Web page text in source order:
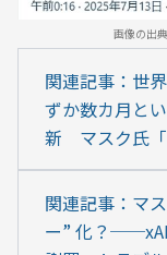
画像の出典
関連記事：世
ずか数カ月と
新　マスク氏
関連記事：マ
ー” 化？